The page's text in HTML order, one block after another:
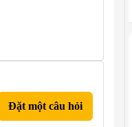
Đặt một câu hỏi